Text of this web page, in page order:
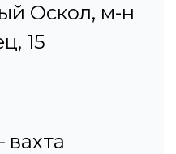
Оскол, м-н
15
вахта